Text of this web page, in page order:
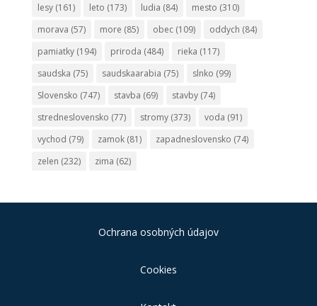
lesy(161) leto (173) ludia (84) mesto (310)
morava (57) more (85) obec(109) oddych (84)
pamiatky(194) priroda (484) rieka (117)
saudska (75) saudskaarabia (75) slnko (99)
Slovensko (747) stavba (69) stavby(74)
stredneslovensko (77) stromy(373) voda (91)
vychod (79) zamok(81) zapadneslovensko (74)
zelen (232) zima (62)
Ochrana osobných údajov
Cookies